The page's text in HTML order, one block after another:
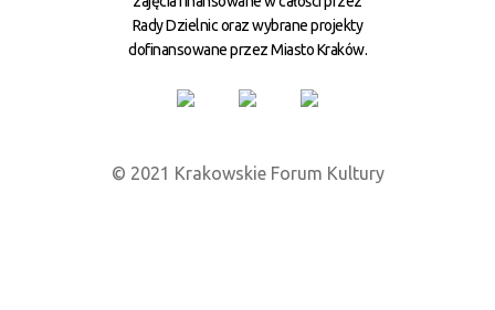
Rady Dzielnic oraz wybrane projekty
dofinansowane przez Miasto Kraków.
© 2021 Krakowskie Forum Kultury